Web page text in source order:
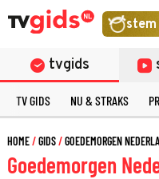
stem
tvgids
TV GIDS NU & STRAKS
HOME GIDS GOEDEMORGEN
Goedemorgen